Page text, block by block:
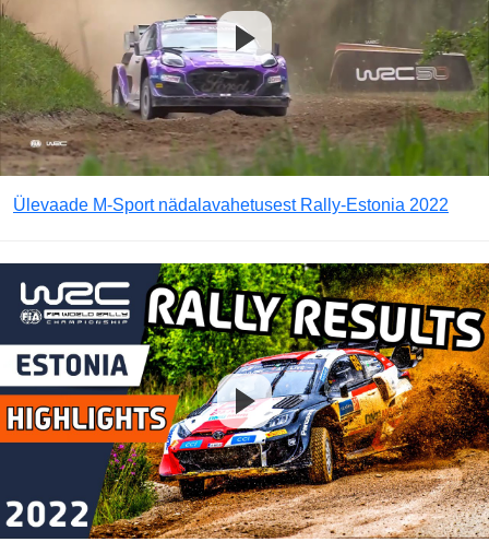
Ülevaade M-Sport nädalavahetusest Rally-Estonia 2022